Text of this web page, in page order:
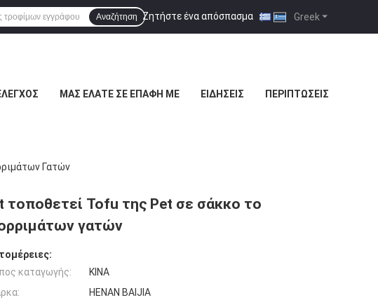
Greek
Ζητήστε ένα απόσπασμα |
Αναζήτηση
ΜΑΣ ΕΛΆΤΕ ΣΕ ΕΠΑΦΉ ΜΕ ΕΙΔΉΣΕΙΣ ΠΕΡΙΠΤΏΣΕΙΣ
Γατών
Tofu της Pet σε σάκκο το
γατών
καταγωγής:
ΚΙΝΑ
HENAN BAIJIA